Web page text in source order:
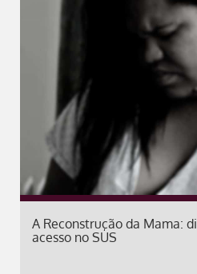
A Reconstrução da Mama:
acesso no SUS